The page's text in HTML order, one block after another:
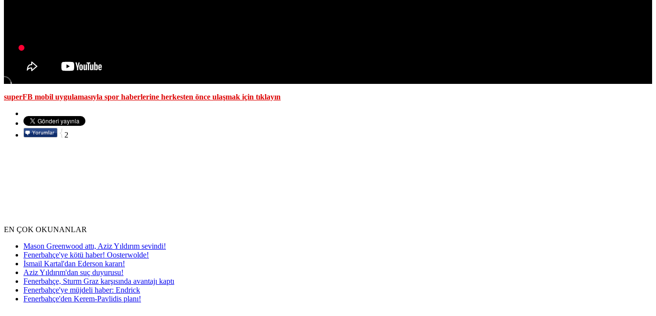
superFB mobil uygulamasıyla spor haberlerine herkesten önce ulaşmak için tıklayın
2
EN ÇOK OKUNANLAR
Mason Greenwood attı, Aziz Yıldırım sevindi!
Fenerbahçe'ye kötü haber! Oosterwolde!
İsmail Kartal'dan Ederson kararı!
Aziz Yıldırım'dan suç duyurusu!
Fenerbahçe, Sturm Graz karşısında avantajı kaptı
Fenerbahçe'ye müjdeli haber: Endrick
Fenerbahçe'den Kerem-Pavlidis planı!